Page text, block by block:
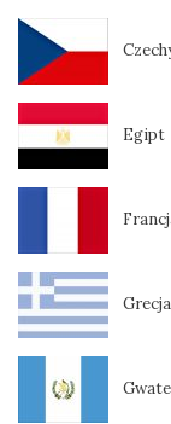
Egipt
Grecja